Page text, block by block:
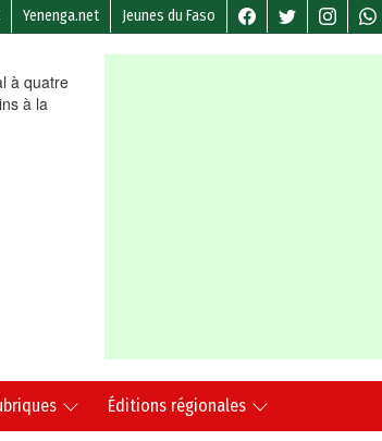
Yenenga.net Jeunes du Faso
à quatre
à la
Éditions régionales